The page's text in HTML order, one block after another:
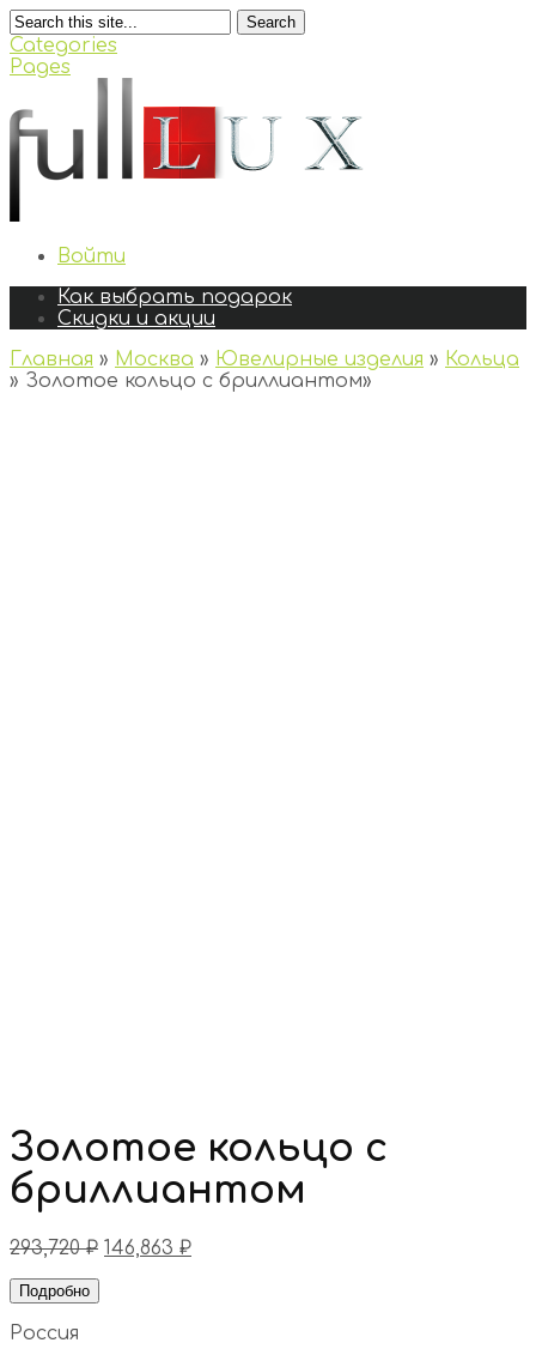
Search
Categories
Pages
Войти
Как выбрать подарок
Скидки и акции
Главная » Москва » Ювелирные изделия » Кольца
» Золотое кольцо с бриллиантом»
Золотое кольцо с
бриллиантом
293,720₽ 146,863 ₽
Подробно
Россия